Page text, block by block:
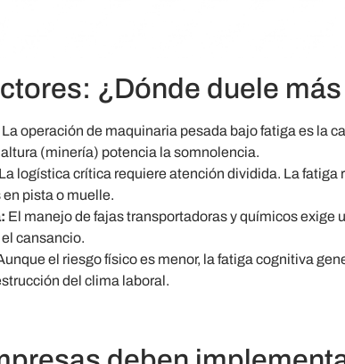
¿Dónde duele
La operación de maquinaria pesada bajo fatiga es la
(minería) potencia la somnolencia.
La logística crítica requiere atención dividida. La fatiga
pista o muelle.
El manejo de fajas transportadoras y químicos exige
cansancio.
el riesgo físico es menor, la fatiga cognitiva
del clima laboral.